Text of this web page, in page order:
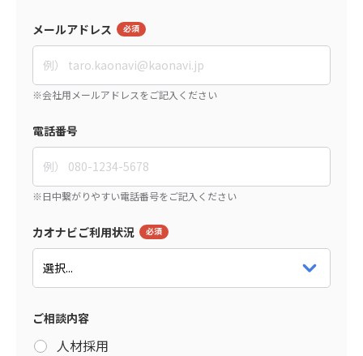
メールアドレス
電話番号
カオナビご利用状況
ご相談内容
人材採用